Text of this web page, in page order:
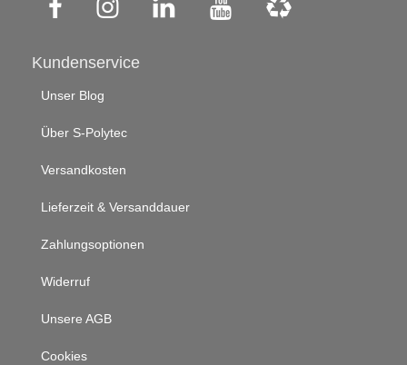
Kundenservice
Unser Blog
Über S-Polytec
Versandkosten
Lieferzeit & Versanddauer
Zahlungsoptionen
Widerruf
Unsere AGB
Cookies